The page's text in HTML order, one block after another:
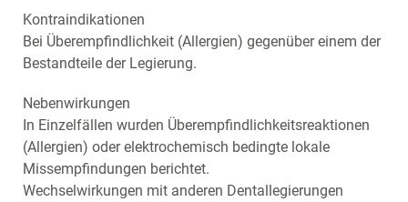
Kontraindikationen
Bei Überempfindlichkeit (Allergien) gegenüber einem der
Bestandteile der Legierung.
Nebenwirkungen
In Einzelfällen wurden Überempfindlichkeitsreaktionen
(Allergien) oder elektrochemisch bedingte lokale
Missempfindungen berichtet.
Wechselwirkungen mit anderen Dentallegierungen